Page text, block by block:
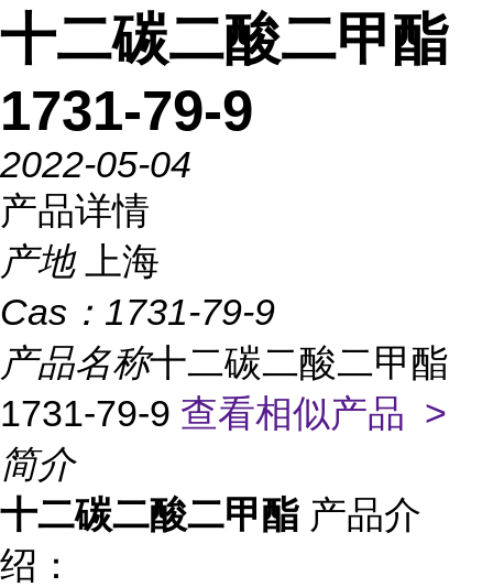
十二碳二酸二甲酯
1731-79-9
2022-05-04
产品详情
产地
上海
Cas： 1731-79-9
产品名称十二碳二酸二甲酯
1731-79-9 查看相似产品 >
简介
十二碳二酸二甲酯 产品介
绍：